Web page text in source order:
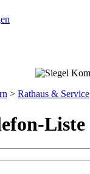
> Rathaus & Service
Liste